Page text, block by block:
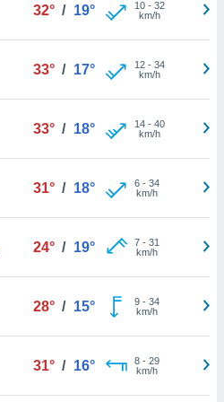
32° / 19° 10- 32
km/h
33° / 17° 12- 34
km/h
33° / 18° 14- 40
km/h
31° / 18° 6- 34
km/h
24° / 19° 7- 31
km/h
28° / 15° 9- 34
km/h
31° / 16° 8- 29
km/h